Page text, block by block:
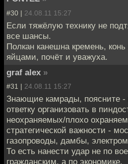
#30 | 24.08.11 15:27
Если тяжёлую технику не
все шансы.
Полкан канешна кремень,
яйцами, почёт и уважуха.
graf alex »
#31 | 24.08.11 15:27
Знающие камрады, поясните -
ответку организовать в
неохраняемых/плохо
стратегической важности -
газопроводы, дамбы,
То есть нанести удар не по
гражданским, а по экономике.